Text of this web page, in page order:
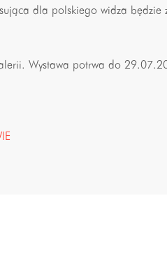
dla polskiego widza
Wystawa potrwa do